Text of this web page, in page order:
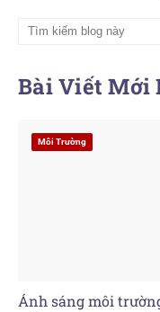
Bài Viết Mới
Môi Trường
Ánh sáng môi